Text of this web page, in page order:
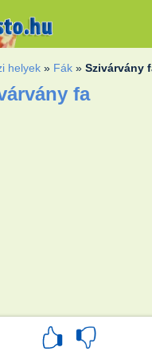
helyek » Fák »Szivárvány
fa